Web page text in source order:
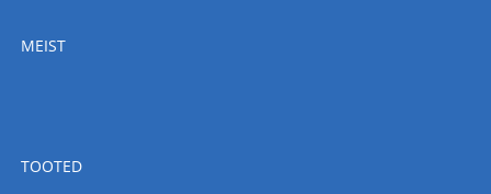
MEIST
TOOTED